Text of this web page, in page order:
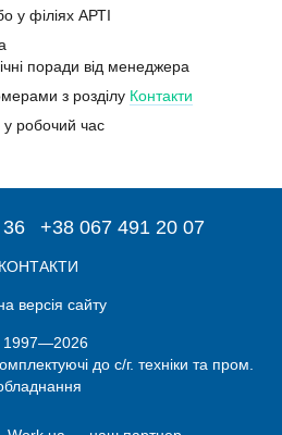
у філіях АРТІ
поради від менеджера
з розділу Контакти
робочий час
+38 067 491 20 07
КОНТАКТИ
версія сайту
до с/г. техніки та пром.